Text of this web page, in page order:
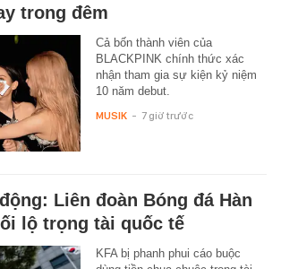
trong đêm
Cả bốn thành viên của
BLACKPINK chính thức xác
nhận tham gia sự kiện kỷ niệm
10 năm debut.
MUSIK - 7 giờ trước
Liên đoàn Bóng đá Hàn
lộ trọng tài quốc tế
KFA bị phanh phui cáo buộc